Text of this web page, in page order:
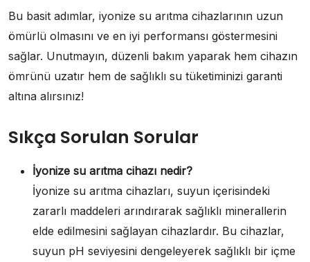
Bu basit adımlar, iyonize su arıtma cihazlarının uzun
ömürlü olmasını ve en iyi performansı göstermesini
sağlar. Unutmayın, düzenli bakım yaparak hem cihazın
ömrünü uzatır hem de sağlıklı su tüketiminizi garanti
altına alırsınız!
Sıkça Sorulan Sorular
İyonize su arıtma cihazı nedir?
İyonize su arıtma cihazları, suyun içerisindeki
zararlı maddeleri arındırarak sağlıklı minerallerin
elde edilmesini sağlayan cihazlardır. Bu cihazlar,
suyun pH seviyesini dengeleyerek sağlıklı bir içme